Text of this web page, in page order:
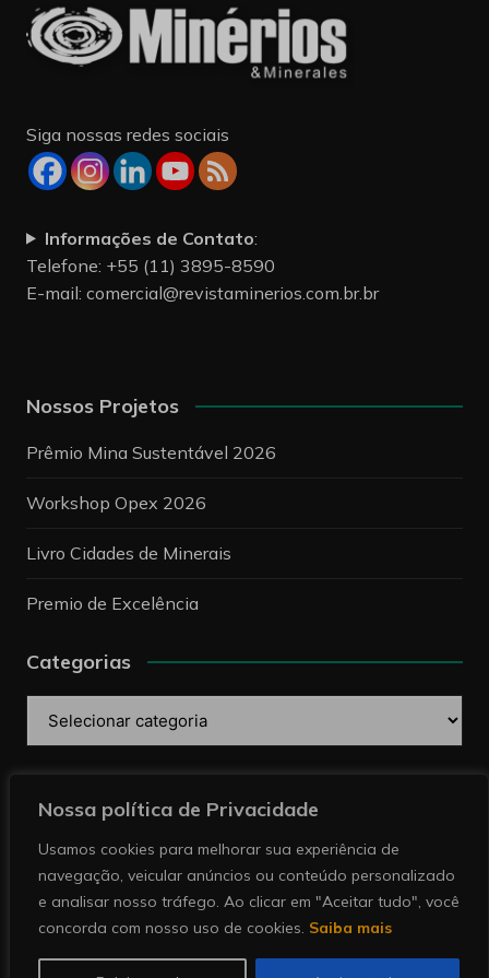
Nossa política de Privacidade
Usamos cookies para melhorar sua experiência de
navegação, veicular anúncios ou conteúdo personalizado
e analisar nosso tráfego. Ao clicar em "Aceitar tudo", você
concorda com nosso uso de cookies. Saiba mais
Siga nossas redes sociais
Informações de Contato:
Telefone: +55 (11) 3895-8590
E-mail: comercial@revistaminerios.com.br.br
Nossos Projetos
Prêmio Mina Sustentável 2026
Workshop Opex 2026
Livro Cidades de Minerais
Premio de Excelência
Categorias